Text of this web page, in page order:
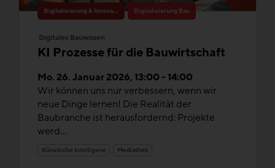
Digitalisierung & Innovation Digitalisierung Bau
Digitales Bauwissen
KI Prozesse für die Bauwirtschaft
Mo. 26. Januar 2026, 13:00 - 14:00
Wir können uns nur verbessern, wenn wir
neue Dinge lernen! Die Realität der
Baubranche ist herausfordernd: Projekte
werd...
Künstliche Intelligenz Mediathek